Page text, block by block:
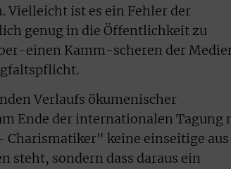
ist es ein Fehler der
genug in die Öffentlichkeit zu
einen Kamm-scheren der
Verlaufs ökumenischer
Ende der internationalen Tagung
keine einseitige aus
steht, sondern dass daraus ein